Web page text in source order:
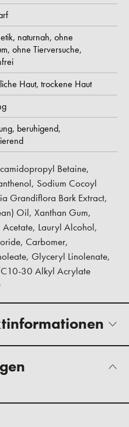
naturnah, ohne
ohne Tierversuche,
Haut, trockene Haut
beruhigend,
Betaine,
Sodium Cocoyl
Grandiflora Bark Extract,
Oil, Xanthan Gum,
Lauryl Alcohol,
Carbomer,
Glyceryl Linolenate,
30 Alkyl Acrylate